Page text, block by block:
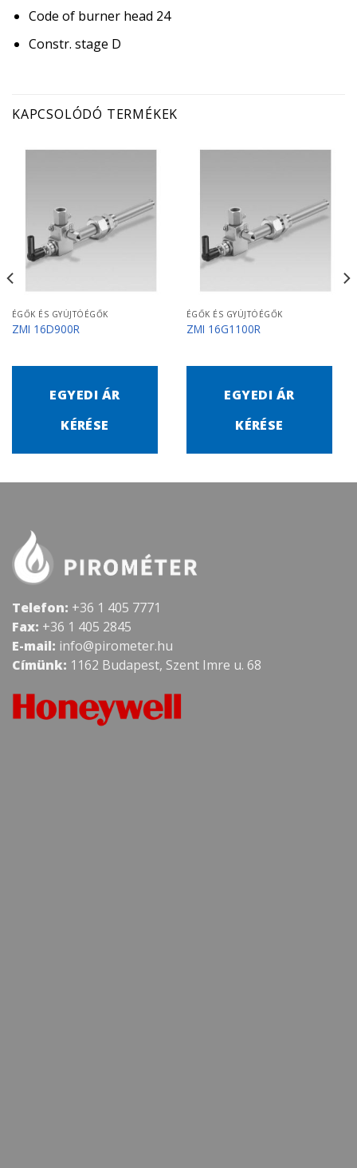
Code of burner head 24
Constr. stage D
KAPCSOLÓDÓ TERMÉKEK
ÉGŐK ÉS GYÚJTÓÉGŐK
ZMI 16D900R
EGYEDI ÁR
KÉRÉSE
ÉGŐK ÉS GYÚJTÓÉGŐK
ZMI 16G1100R
EGYEDI ÁR
KÉRÉSE
Telefon: +36 1 405 7771
Fax: +36 1 405 2845
E-mail: info@pirometer.hu
Címünk: 1162 Budapest, Szent Imre u. 68